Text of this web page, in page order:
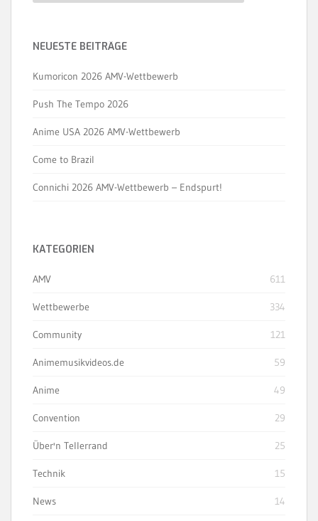
NEUESTE BEITRÄGE
Kumoricon 2026 AMV-Wettbewerb
Push The Tempo 2026
Anime USA 2026 AMV-Wettbewerb
Come to Brazil
Connichi 2026 AMV-Wettbewerb – Endspurt!
KATEGORIEN
AMV 611
Wettbewerbe 334
Community 121
Animemusikvideos.de 59
Anime 49
Convention 29
Über'n Tellerrand 25
Technik 15
News 14